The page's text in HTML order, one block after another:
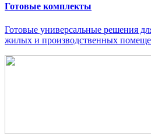
Готовые комплекты
Готовые универсальные решения
жилых и производственных